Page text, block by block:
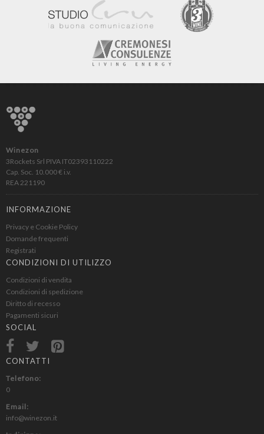
Winezon
3Rockets Srl PIVA IT02393110222
Cap. Soc. 10.000 € i.v.
REA 221190
INFORMAZIONE
Privacy e Cookie Policy
Domande frequenti
Registrati
CONDIZIONI DI UTILIZZO
Condizioni di vendita
Condizioni di spedizione
Diritto di recesso
Pagamenti sicuri
SOCIAL
CONTATTI
Telefono:
0
Email:
info@winezon.it